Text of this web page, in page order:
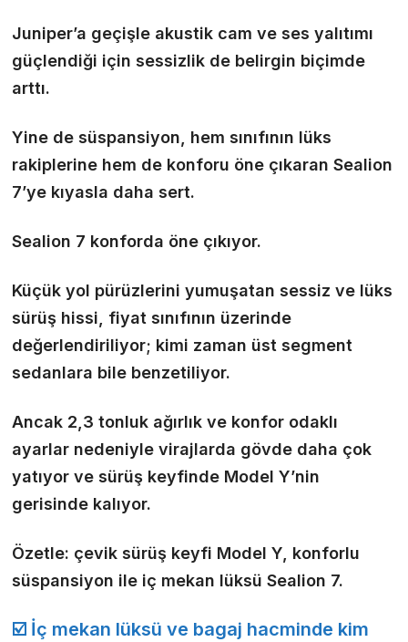
Juniper’a geçişle akustik cam ve ses yalıtımı
güçlendiği için sessizlik de belirgin biçimde
arttı.
Yine de süspansiyon, hem sınıfının lüks
rakiplerine hem de konforu öne çıkaran Sealion
7’ye kıyasla daha sert.
Sealion 7 konforda öne çıkıyor.
Küçük yol pürüzlerini yumuşatan sessiz ve lüks
sürüş hissi, fiyat sınıfının üzerinde
değerlendiriliyor; kimi zaman üst segment
sedanlara bile benzetiliyor.
Ancak 2,3 tonluk ağırlık ve konfor odaklı
ayarlar nedeniyle virajlarda gövde daha çok
yatıyor ve sürüş keyfinde Model Y’nin
gerisinde kalıyor.
Özetle: çevik sürüş keyfi Model Y, konforlu
süspansiyon ile iç mekan lüksü Sealion 7.
☑️ İç mekan lüksü ve bagaj hacminde kim